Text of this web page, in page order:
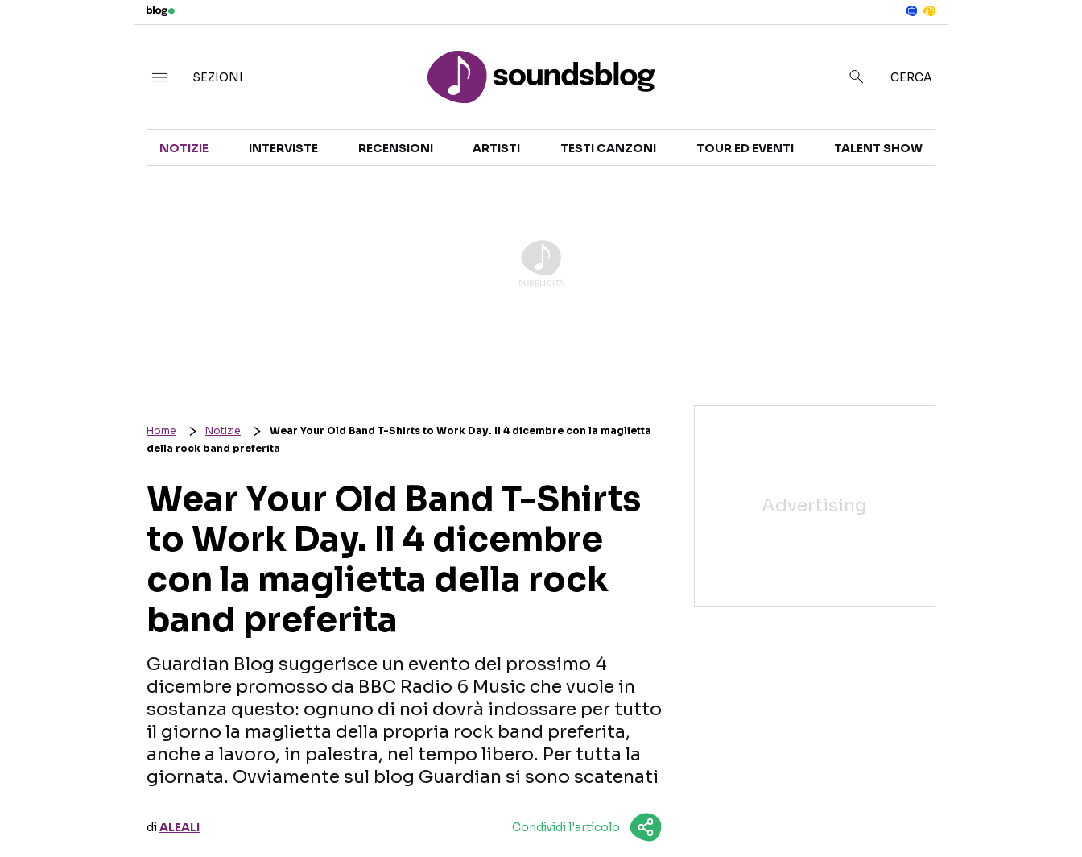
TALENT SHOW
SEZIONI CERCA
NOTIZIE INTERVISTE RECENSIONI ARTISTI TESTI CANZONI TOUR ED EVENTI TALENT SHOW
Home Notizie
Wear Your Old Band T-Shirts to Work Day. Il 4 dicembre con la maglietta
della rock band preferita
Wear Your Old Band T-Shirts
to Work Day. Il 4 dicembre
con la maglietta della rock
band preferita
Guardian Blog suggerisce un evento del prossimo 4
dicembre promosso da BBC Radio 6 Music che vuole in
sostanza questo: ognuno di noi dovrà indossare per tutto
il giorno la maglietta della propria rock band preferita,
anche a lavoro, in palestra, nel tempo libero. Per tutta la
giornata. Ovviamente sul blog Guardian si sono scatenati
diALEALI Condividi l'articolo